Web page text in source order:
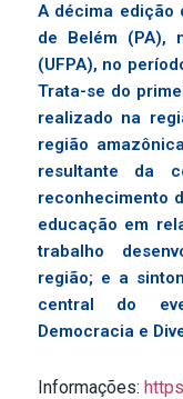
A décima edição
de Belém (PA),
(UFPA), no
Trata-se do
realizado na
região
resultante da
reconhecimento
educação em
trabalho
região; e a
central do
Democracia e
Informações: